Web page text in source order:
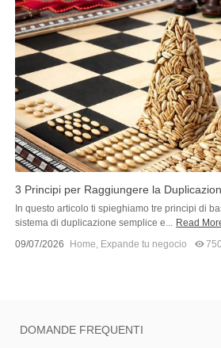
3 Principi per Raggiungere la
In questo articolo ti spieghiamo tre principi di
sistema di duplicazione semplice e... Read
09/07/2026
Home, Expande tu negocio 750
DOMANDE FREQUENTI